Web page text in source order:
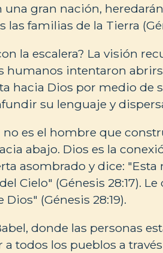
gran nación,
familias de la Tierra
la escalera? La visión
humanos intentaron
hacia Dios por medio de
su lenguaje y
es el hombre que
abajo. Dios es la
asombrado y dice: "Esta
Cielo" (Génesis 28:17).
(Génesis 28:19).
donde las personas
todos los pueblos a